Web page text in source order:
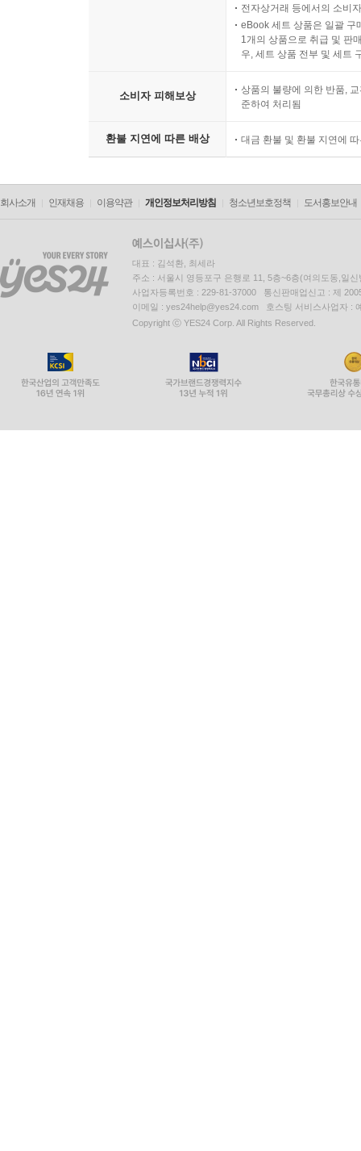
전자상거래 등에서의 소비
eBook 세트 상품은 일괄 구
1개의 상품으로 취급 및 판
우, 세트 상품 전부 및 세트
소비자 피해보상
상품의 불량에 의한 반품,
준하여 처리됨
환불 지연에 따른 배상 대금 환불 및 환불 지연에
회사소개 인재채용 이용약관 개인정보처리방침 청소년보호정책 도서홍보안내
대표 : 김석환, 최세라
주소 : 서울시 영등포구 은행로 11, 5층~6층(여의도동,일신
사업자등록번호 : 229-81-37000 통신판매업신고 : 제
이메일 : yes24help@yes24.com 호스팅 서비스사업자 :
Copyright ⓒ YES24 Corp. All Rights Reserved.